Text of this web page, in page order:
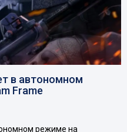
в автономном
Frame
режиме на